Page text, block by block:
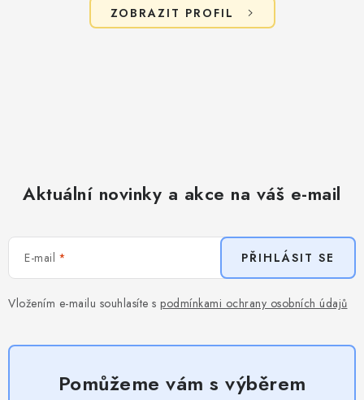
ZOBRAZIT PROFIL
Aktuální novinky a akce na váš e-mail
E-mail
Vložením e-mailu souhlasíte s podmínkami ochrany osobních údajů
PŘIHLÁSIT SE
Pomůžeme vám s výběrem